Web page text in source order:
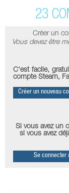
23
Créer un
Vous devez être
C'est facile,
compte Steam,
Créer un nouveau
Si vous avez un
si vous avez
Se connecter